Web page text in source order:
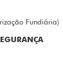
Fundiária)